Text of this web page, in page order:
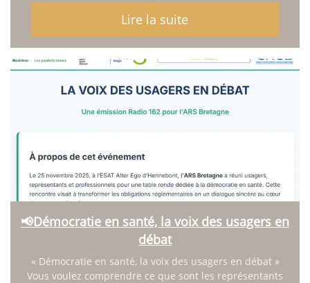
Lire la suite
📢Démocratie en santé, la voix des usagers en
débat
« Démocratie en santé, la voix des usagers en débat »
Vous voulez comprendre ce que sont les représentants